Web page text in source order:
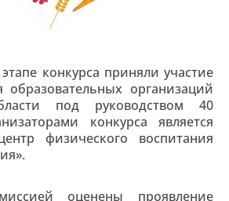
конкурса приняли участие
организаций
под руководством 40
конкурса является
физического воспитания
оценены проявление